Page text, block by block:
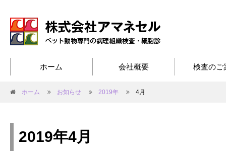
ホーム 会社概要 検査のご
ホーム お知らせ 2019年 4月
2019年4月